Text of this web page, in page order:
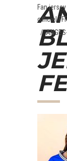
Fan
officiel
/